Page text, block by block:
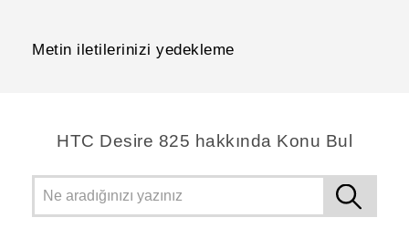
Metin iletilerinizi yedekleme
HTC Desire 825 hakkında Konu Bul